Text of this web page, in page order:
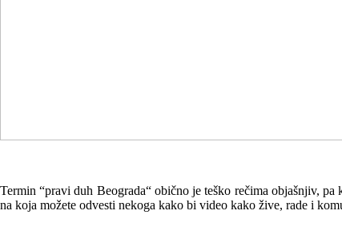
Termin “pravi duh Beograda“ obično je teško rečima objašnjiv,
na koja možete odvesti nekoga kako bi video kako žive, rade i